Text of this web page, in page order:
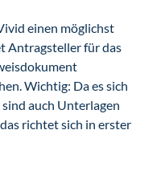
einen möglichst
Antragsteller für das
Wichtig: Da es sich
auch Unterlagen
richtet sich in erster